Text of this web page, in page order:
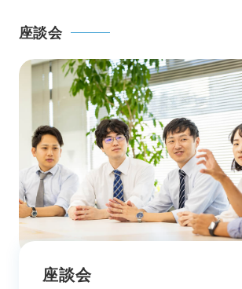
座談会
座談会